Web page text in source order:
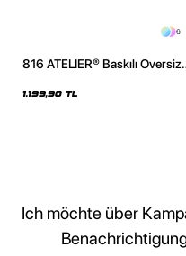
6
816 ATELIER® Baskılı Oversize
1.199,90 TL
Ich möchte über